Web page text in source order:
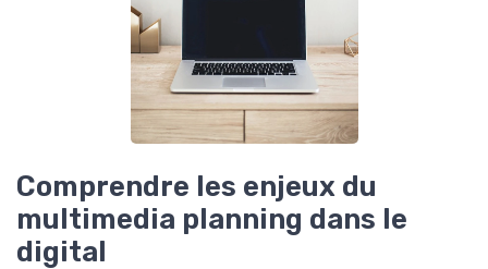
Comprendre les enjeux du
multimedia planning dans le
digital